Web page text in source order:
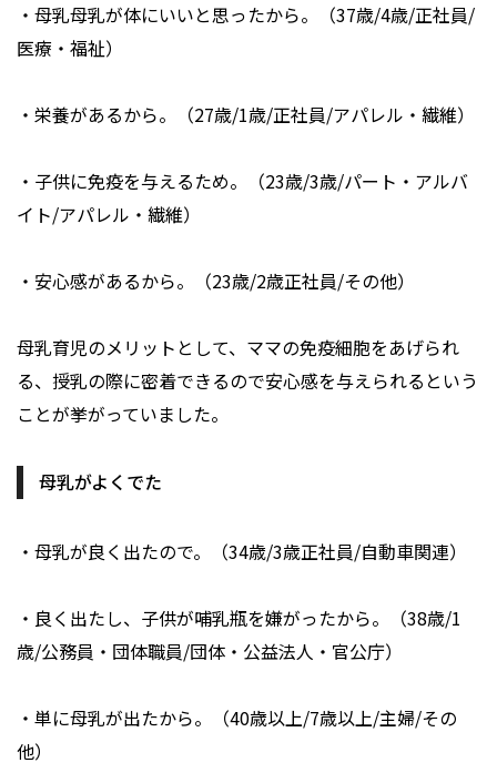
・母乳母乳が体にいいと思ったから。（37歳/4歳/正社員/
医療・福祉）
・栄養があるから。（27歳/1歳/正社員/アパレル・繊維）
・子供に免疫を与えるため。（23歳/3歳/パート・アルバ
イト/アパレル・繊維）
・安心感があるから。（23歳/2歳正社員/その他）
母乳育児のメリットとして、ママの免疫細胞をあげられ
る、授乳の際に密着できるので安心感を与えられるという
ことが挙がっていました。
母乳がよくでた
・母乳が良く出たので。（34歳/3歳正社員/自動車関連）
・良く出たし、子供が哺乳瓶を嫌がったから。（38歳/1
歳/公務員・団体職員/団体・公益法人・官公庁）
・単に母乳が出たから。（40歳以上/7歳以上/主婦/その
他）